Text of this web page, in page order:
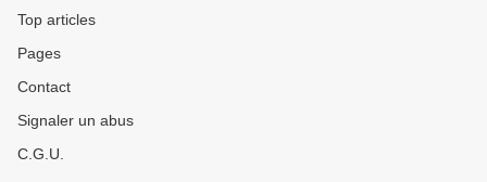
Top articles
Pages
Contact
Signaler un abus
C.G.U.